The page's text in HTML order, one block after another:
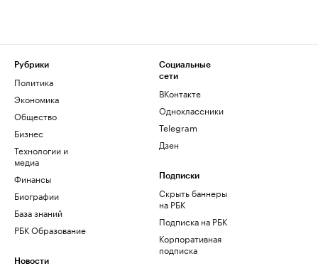
Рубрики
Политика
Экономика
Общество
Бизнес
Технологии и
медиа
Финансы
Биографии
База знаний
РБК Образование
Новости
Социальные
сети
ВКонтакте
Одноклассники
Telegram
Дзен
Подписки
Скрыть баннеры
на РБК
Подписка на РБК
Корпоративная
подписка